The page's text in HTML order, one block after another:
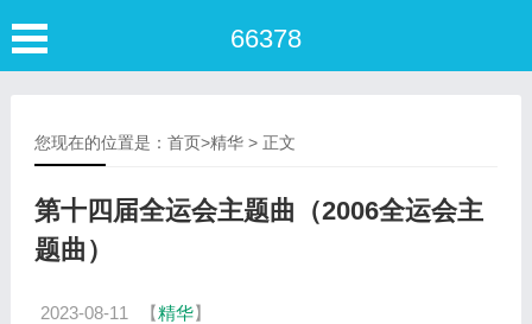
66378
您现在的位置是： 首页>精华> 正文
第十四届全运会主题曲（2006全运会主
题曲）
2023-08-11 【精华】